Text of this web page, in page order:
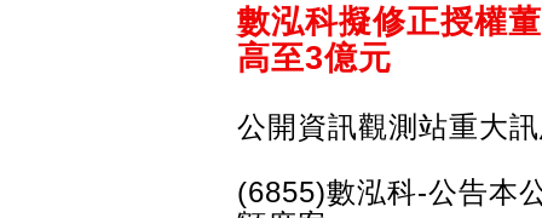
數泓科擬修正授權
高至3億元
公開資訊觀測站重大
(6855)數泓科-公告本